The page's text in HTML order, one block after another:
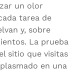
un olor
tarea de
y, sobre
La prueba
sitio que visitas
en una